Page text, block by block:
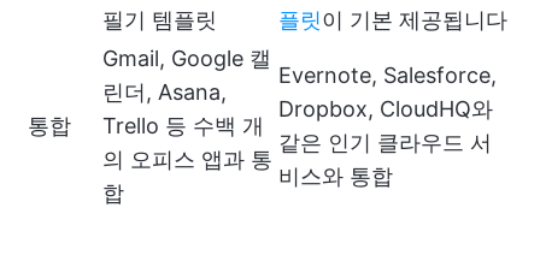
필기 템플릿
플릿이 기본 제공됩니다
통합
Gmail, Google 캘
린더, Asana,
Trello 등 수백 개
의 오피스 앱과 통
합
Evernote, Salesforce,
Dropbox, CloudHQ와
같은 인기 클라우드 서
비스와 통합